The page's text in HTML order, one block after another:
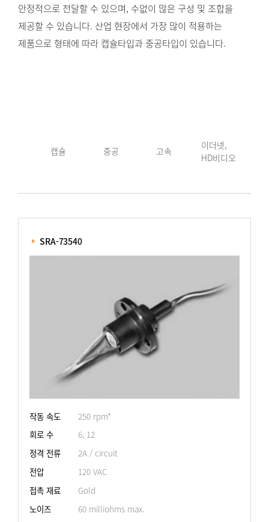
안정적으로 전달할 수 있으며, 수없이 많은 구성 및 조합을
제공할 수 있습니다. 산업 현장에서 가장 많이 적용하는
제품으로 형태에 따라 캡슐타입과 중공타입이 있습니다.
캡슐 중공 고속
이더넷,
HD비디오
SRA-73540
작동 속도
250 rpm*
회로 수
6, 12
정격 전류
2A / circuit
전압
120 VAC
접촉 재료
Gold
노이즈
60 milliohms max.